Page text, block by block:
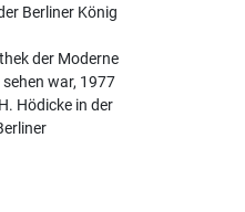
Berliner König
der Moderne
war, 1977
Hödicke in der